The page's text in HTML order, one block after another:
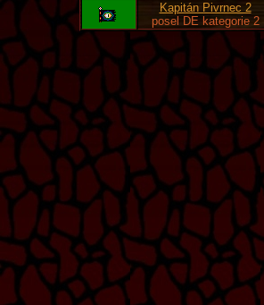
Kapitán Pivrnec 2
posel DE kategorie 2